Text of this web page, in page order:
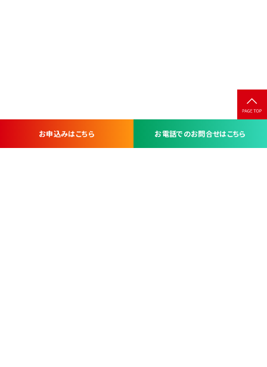
お申込みはこちら お電話でのお問合せはこちら